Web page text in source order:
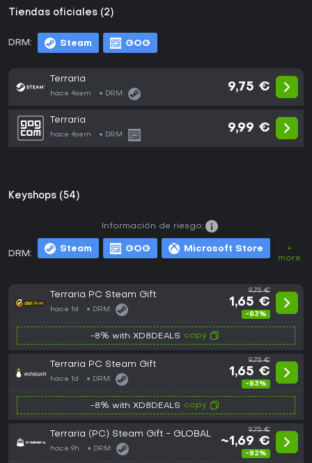
Tiendas oficiales (2)
DRM: Steam GOG
Terraria
hace 4sem DRM:
9,75 €
Terraria
hace 4sem DRM:
9,99 €
Keyshops (54)
DRM: Steam GOG Microsoft Store
+
more
Información de riesgo:
Terraria PC Steam Gift
hace 1d DRM:
9,75 €
1,65 €
-83%
-8% with XD8DEALS copy
Terraria PC Steam Gift
hace 1d DRM:
9,75 €
1,65 €
-83%
-8% with XD8DEALS copy
Terraria (PC) Steam Gift - GLOBAL
hace 9h DRM:
9,75 €
~1,69 €
-82%